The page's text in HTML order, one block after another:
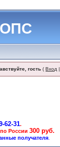
гость (Вход
62-31.
по России300 руб.
получателя